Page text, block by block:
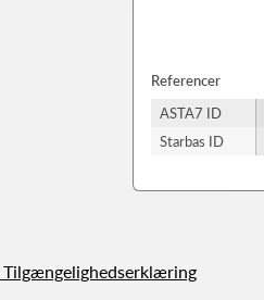
Referencer
ASTA7 ID
Starbas ID
Tilgængelighedserklæring